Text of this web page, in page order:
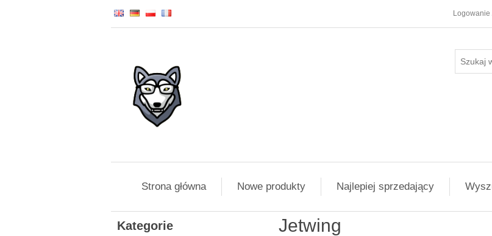
Logowanie
Strona główna Nowe produkty Najlepiej sprzedający
Kategorie Jetwing